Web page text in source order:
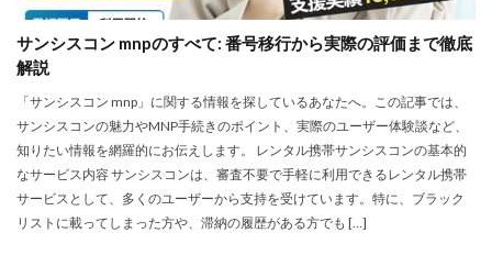
サンシスコン mnpのすべて: 番号移行から実際の評価まで徹底
解説
「サンシスコン mnp」に関する情報を探しているあなたへ。この記事では、
サンシスコンの魅力やMNP手続きのポイント、実際のユーザー体験談など、
知りたい情報を網羅的にお伝えします。 レンタル携帯サンシスコンの基本的
なサービス内容 サンシスコンは、審査不要で手軽に利用できるレンタル携帯
サービスとして、多くのユーザーから支持を受けています。特に、ブラック
リストに載ってしまった方や、滞納の履歴がある方でも […]